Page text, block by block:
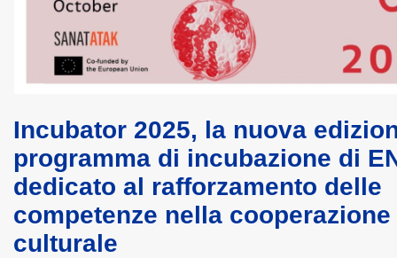
Incubator 2025, la nuova
programma di incubazione di
dedicato al rafforzamento delle
competenze nella cooperazione
culturale